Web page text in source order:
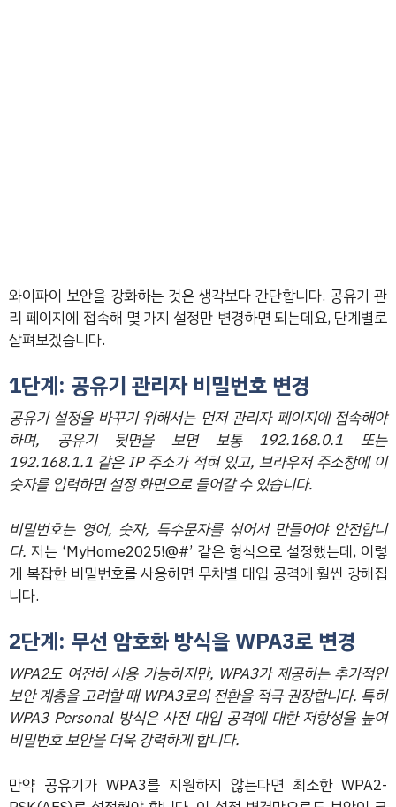
와이파이 보안을 강화하는 것은 생각보다 간단합니다. 공유기 관
리 페이지에 접속해 몇 가지 설정만 변경하면 되는데요, 단계별로
살펴보겠습니다.
1단계: 공유기 관리자 비밀번호 변경
공유기 설정을 바꾸기 위해서는 먼저 관리자 페이지에 접속해야
하며, 공유기 뒷면을 보면 보통 192.168.0.1 또는
192.168.1.1 같은 IP 주소가 적혀 있고, 브라우저 주소창에 이
숫자를 입력하면 설정 화면으로 들어갈 수 있습니다.
비밀번호는 영어, 숫자, 특수문자를 섞어서 만들어야 안전합니
다. 저는 ‘MyHome2025!@#’ 같은 형식으로 설정했는데, 이렇
게 복잡한 비밀번호를 사용하면 무차별 대입 공격에 훨씬 강해집
니다.
2단계: 무선 암호화 방식을 WPA3로 변경
WPA2도 여전히 사용 가능하지만, WPA3가 제공하는 추가적인
보안 계층을 고려할 때 WPA3로의 전환을 적극 권장합니다. 특히
WPA3 Personal 방식은 사전 대입 공격에 대한 저항성을 높여
비밀번호 보안을 더욱 강력하게 합니다.
만약 공유기가 WPA3를 지원하지 않는다면 최소한 WPA2-